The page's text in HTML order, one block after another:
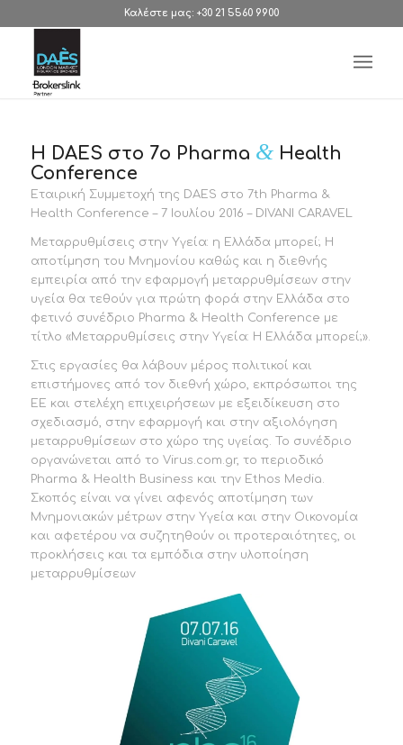
Καλέστε μας: +30 21 5560 9900
H DAES στο 7ο Pharma &Health
Conference
Εταιρική Συμμετοχή της DAES στο 7th Pharma &
Health Conference – 7 Ιουλίου 2016 – DIVANI CARAVEL
Μεταρρυθμίσεις στην Υγεία: η Ελλάδα μπορεί; Η
αποτίμηση του Μνημονίου καθώς και η διεθνής
εμπειρία από την εφαρμογή μεταρρυθμίσεων στην
υγεία θα τεθούν για πρώτη φορά στην Ελλάδα στο
φετινό συνέδριο Pharma & Health Conference με
τίτλο «Μεταρρυθμίσεις στην Υγεία: Η Ελλάδα μπορεί;».
Στις εργασίες θα λάβουν μέρος πολιτικοί και
επιστήμονες από τον διεθνή χώρο, εκπρόσωποι της
ΕΕ και στελέχη επιχειρήσεων με εξειδίκευση στο
σχεδιασμό, στην εφαρμογή και στην αξιολόγηση
μεταρρυθμίσεων στο χώρο της υγείας. Το συνέδριο
οργανώνεται από το Virus.com.gr, το περιοδικό
Pharma & Health Business και την Ethos Media.
Σκοπός είναι να γίνει αφενός αποτίμηση των
Μνημονιακών μέτρων στην Υγεία και στην Οικονομία
και αφετέρου να συζητηθούν οι προτεραιότητες, οι
προκλήσεις και τα εμπόδια στην υλοποίηση
μεταρρυθμίσεων